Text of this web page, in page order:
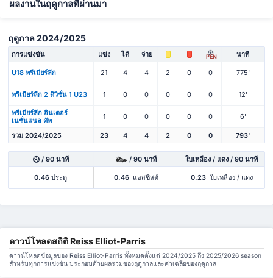
ผลงานในฤดูกาลที่ผ่านมา
ฤดูกาล 2024/2025
การแข่งขัน แข่ง ได้ จ่าย PEN นาที
U18 พรีเมียร์ลีก 21 4 4 2 0 0 775'
พรีเมียร์ลีก 2 ดิวิชั่น 1 U23 1 0 0 0 0 0 12'
พรีเมียร์ลีก อินเตอร์
เนชั่นแนล คัพ
1 0 0 0 0 0 6'
รวม 2024/2025 23 4 4 2 0 0 793'
/ 90 นาที / 90 นาที ใบเหลือง / แดง / 90 นาที
0.46 ประตู 0.46 แอสซิสต์ 0.23 ใบเหลือง / แดง
ดาวน์โหลดสถิติ Reiss Elliot-Parris
ดาวน์โหลดข้อมูลของ Reiss Elliot-Parris ทั้งหมดตั้งแต่ 2024/2025 ถึง 2025/2026 season
สำหรับทุกการแข่งขัน ประกอบด้วยผลรวมของฤดูกาลและค่าเฉลี่ยของฤดูกาล